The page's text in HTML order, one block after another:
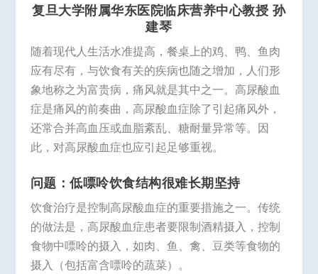
复旦大学附属华东医院临床营养中心教授 孙
建琴
随着现代人生活水准提高，餐桌上的鸡、鸭、鱼肉
应有尽有，与饮食有关的疾病也随之增加，人们形
象地称之为富贵病，痛风就是其中之一。高尿酸血
症是痛风的前奏曲，高尿酸血症除了引起痛风外，
还常合并高血压或血脂紊乱、糖耐量异常等。因
此，对高尿酸血症也应引起足够重视。
问题：低嘌呤饮食结构很难长期坚持
饮食治疗是控制高尿酸血症的重要措施之一。传统
的做法是，高尿酸血症患者要限制酒精摄入，控制
食物中嘌呤的摄入，如肉、鱼、禽、豆类等食物的
摄入（包括富含嘌呤的蔬菜）。